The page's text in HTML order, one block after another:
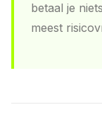
betaal je
meest